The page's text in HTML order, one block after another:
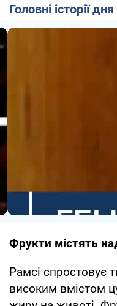
Головні історії дня
Фрукти містять
Рамсі спростовує
високим вмістом